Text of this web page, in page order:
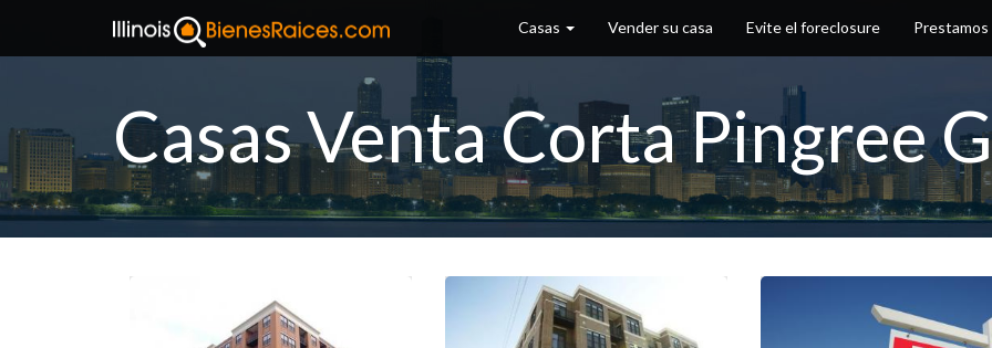
Casas Vender su casa Evite el foreclosure Prestamos
Casas Venta Corta Pingree